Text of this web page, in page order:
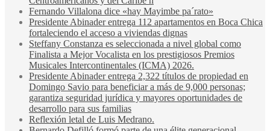
Fernando Villalona dice «hay Mayimbe pa´rato»
Presidente Abinader entrega 112 apartamentos en Boca Chica
fortaleciendo el acceso a viviendas dignas
Steffany Constanza es seleccionada a nivel global como
Finalista a Mejor Vocalista en los prestigiosos Premios
Musicales Intercontinentales (ICMA) 2026.
Presidente Abinader entrega 2,322 títulos de propiedad en
Domingo Savio para beneficiar a más de 9,000 personas;
garantiza seguridad jurídica y mayores oportunidades de
desarrollo para sus familias
Reflexión letal de Luis Medrano.